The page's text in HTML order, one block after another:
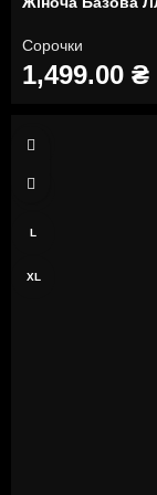
Сорочки
1,499.00 ₴
S
M
L
XL